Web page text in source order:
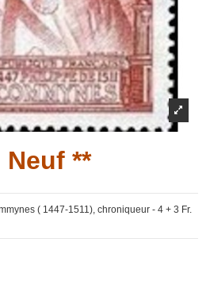
Neuf **
( 1447-1511), chroniqueur - 4 + 3 Fr.